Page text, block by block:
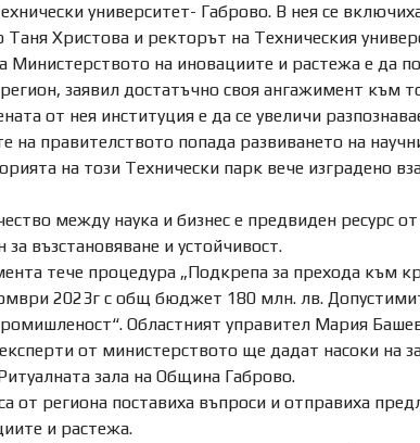
университет- Габрово. В нея се
Христова и ректорът на Техническия
Министерството на иновациите и растежа е да
заявил достатъчно своя ангажимент към
от нея институция е да се увеличи
на правителството попада развиването на
на този Технически парк вече изградено
между наука и бизнес е предвиден ресурс
възстановяване и устойчивост.
тече процедура „Подкрепа за прехода към
2023г с общ бюджет 180 млн. лв.
Областният управител Мария
от министерството ще дадат насоки на
зала на Община Габрово.
от региона поставиха въпроси и отправиха
и растежа.